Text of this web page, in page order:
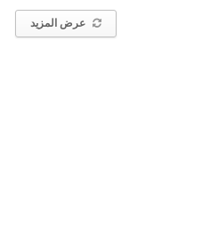
عرض المزيد